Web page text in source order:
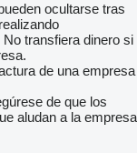
ocultarse tras
transfiera dinero si
de una empresa
de que los
aludan a la empresa